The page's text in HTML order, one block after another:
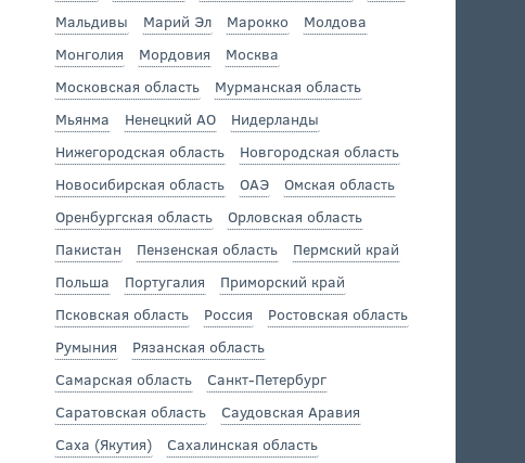
Мальдивы
Марий Эл Марокко
Молдова
Монголия
Мордовия
Москва
Московская область
Мурманская область
Мьянма
Ненецкий АО
Нидерланды
Нижегородская область
Новгородская область
Новосибирская область
ОАЭ
Омская область
Оренбургская область
Орловская область
Пакистан
Пензенская область
Пермский край
Польша
Португалия
Приморский край
Псковская область
Россия
Ростовская область
Румыния
Рязанская область
Самарская область
Санкт-Петербург
Саратовская область
Саудовская Аравия
Саха (Якутия)
Сахалинская область